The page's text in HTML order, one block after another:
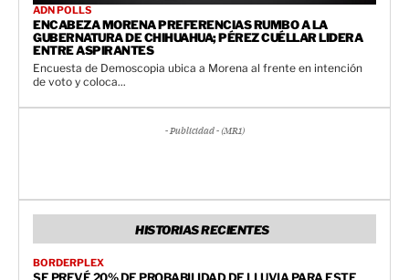
ADN POLLS
ENCABEZA MORENA PREFERENCIAS RUMBO A LA
GUBERNATURA DE CHIHUAHUA; PÉREZ CUÉLLAR LIDERA
ENTRE ASPIRANTES
Encuesta de Demoscopia ubica a Morena al frente en intención
de voto y coloca...
- Publicidad - (MR1)
HISTORIAS RECIENTES
BORDERPLEX
SE PREVÉ 20% DE PROBABILIDAD DE LLUVIA PARA ESTE